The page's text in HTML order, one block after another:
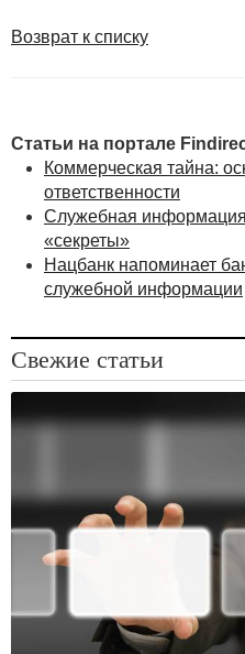
совместных
Возврат к списку
Статьи на портале
Коммерческая тайна:
ответственности
Служебная
«секреты»
Нацбанк напоминает
служебной информации
Свежие статьи